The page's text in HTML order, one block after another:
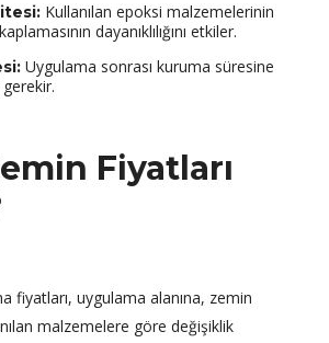
Kullanılan epoksi malzemelerinin
dayanıklılığını etkiler.
Uygulama sonrası kuruma süresine
Fiyatları
fiyatları, uygulama alanına, zemin
malzemelere göre değişiklik